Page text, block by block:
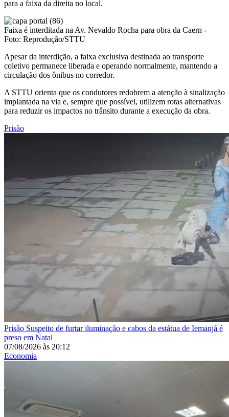
para a faixa da direita no local.
Faixa é interditada na Av. Nevaldo Rocha para obra da Caern -
Foto: Reprodução/STTU
Apesar da interdição, a faixa exclusiva destinada ao transporte
coletivo permanece liberada e operando normalmente, mantendo a
circulação dos ônibus no corredor.
A STTU orienta que os condutores redobrem a atenção à sinalização
implantada na via e, sempre que possível, utilizem rotas alternativas
para reduzir os impactos no trânsito durante a execução da obra.
Prisão
Prisão Suspeito de furtar iluminação e cabos da estátua de Iemanjá é
preso em Natal
07/08/2026 às 20:12
Economia